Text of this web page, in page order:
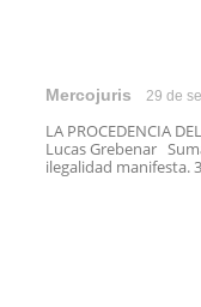
Mercojuris 29 de
LA PROCEDENCIA
Lucas Grebenar
ilegalidad manifesta.